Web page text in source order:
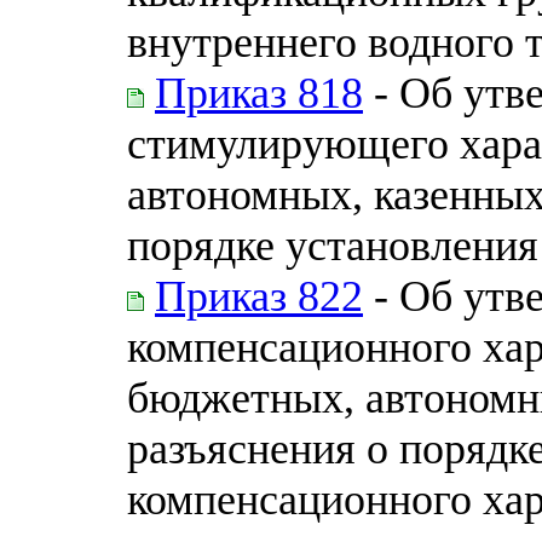
внутреннего водного
Приказ 818 - Об
стимулирующего
автономных,
порядке
Приказ 822 - Об
компенсационного
бюджетных,
разъяснения о
компенсационного